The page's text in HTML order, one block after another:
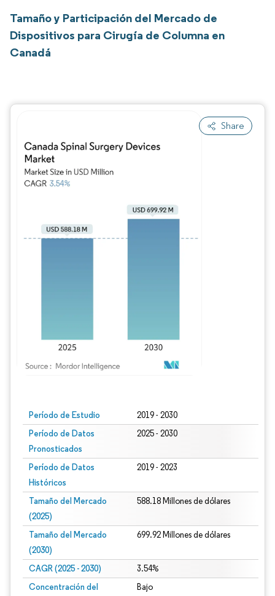
Tamaño y Participación del Mercado de
Dispositivos para Cirugía de Columna en
Canadá
Share
Período de Estudio 2019 - 2030
Período de Datos
Pronosticados
2025 - 2030
Período de Datos
Históricos
2019 - 2023
Tamaño del Mercado
(2025)
588.18 Millones de dólares
Tamaño del Mercado
(2030)
699.92 Millones de dólares
CAGR (2025 - 2030) 3.54%
Concentración del
Bajo